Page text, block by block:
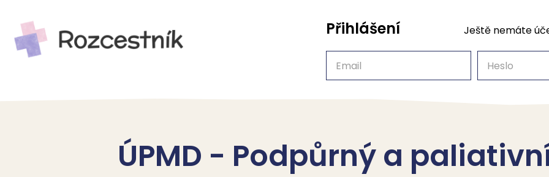
Přihlášení
Ještě nemáte
ÚPMD - Podpůrný a